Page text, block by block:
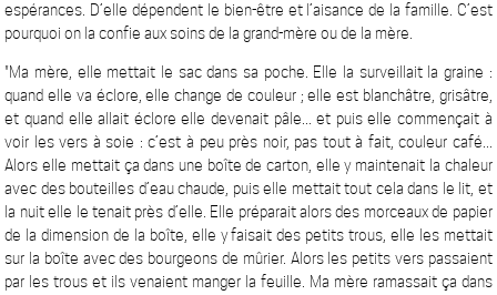
espérances. D’elle dépendent le bien-être et l’aisance de la famille. C’est
pourquoi on la confie aux soins de la grand-mère ou de la mère.
"Ma mère, elle mettait le sac dans sa poche. Elle la surveillait la graine :
quand elle va éclore, elle change de couleur ; elle est blanchâtre, grisâtre,
et quand elle allait éclore elle devenait pâle... et puis elle commençait à
voir les vers à soie : c’est à peu près noir, pas tout à fait, couleur café...
Alors elle mettait ça dans une boîte de carton, elle y maintenait la chaleur
avec des bouteilles d’eau chaude, puis elle mettait tout cela dans le lit, et
la nuit elle le tenait près d’elle. Elle préparait alors des morceaux de papier
de la dimension de la boîte, elle y faisait des petits trous, elle les mettait
sur la boîte avec des bourgeons de mûrier. Alors les petits vers passaient
par les trous et ils venaient manger la feuille. Ma mère ramassait ça dans